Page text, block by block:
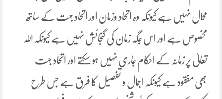
محال نہیں ہے کیونکہ وہ اتحاد وزمان اور اتحاد جہت کے ساتھ
مخصوص ہے اور اس جگہ زمان کی گنجائش نہیں ہے کیونکہ اللہ
تعالیٰ پر زمانہ کے احکام جاری نہیں ہو سکتے اور اتحاد جہت
بھی مفقود ہے کیونکہ اجمال و تفصیل کا فرق ہے جس طرح